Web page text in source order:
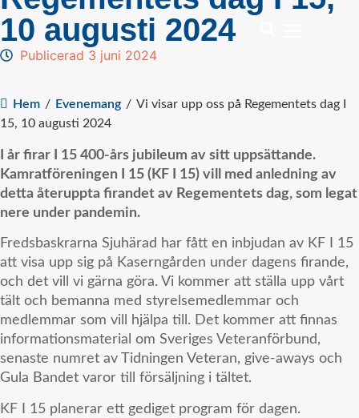
10 augusti 2024
Publicerad 3 juni 2024
Hem / Evenemang / Vi visar upp oss på Regementets dag I
15, 10 augusti 2024
I år firar I 15 400-års jubileum av sitt uppsättande.
Kamratföreningen I 15 (KF I 15) vill med anledning av
detta återuppta firandet av Regementets dag, som legat
nere under pandemin.
Fredsbaskrarna Sjuhärad har fått en inbjudan av KF I 15
att visa upp sig på Kaserngården under dagens firande,
och det vill vi gärna göra. Vi kommer att ställa upp vårt
tält och bemanna med styrelsemedlemmar och
medlemmar som vill hjälpa till. Det kommer att finnas
informationsmaterial om Sveriges Veteranförbund,
senaste numret av Tidningen Veteran, give-aways och
Gula Bandet varor till försäljning i tältet.
KF I 15 planerar ett gediget program för dagen.